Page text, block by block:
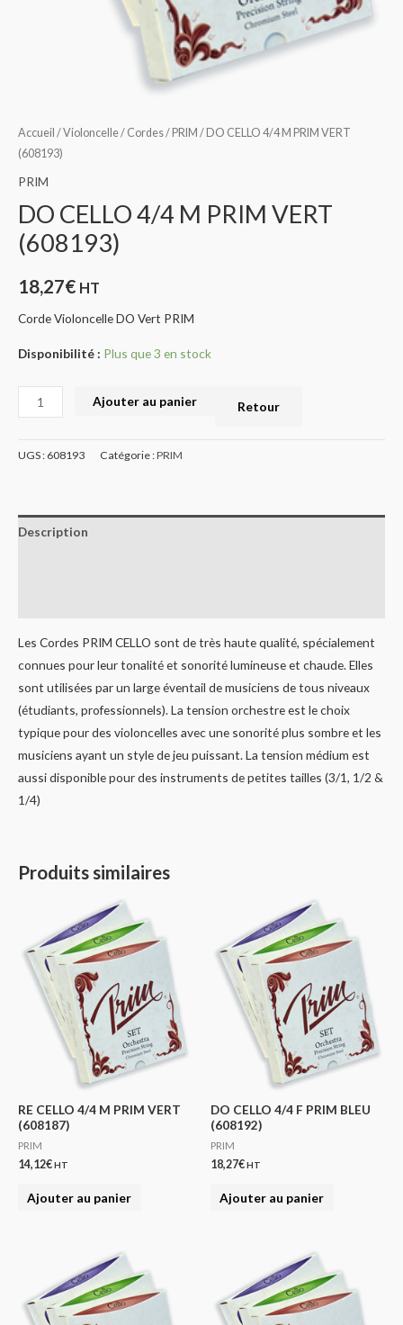
Accueil /Violoncelle/ Cordes/ PRIM / DO CELLO 4/4 M PRIM VERT
(608193)
PRIM
DO CELLO 4/4 M PRIM VERT
(608193)
18,27€ HT
Corde Violoncelle DO Vert PRIM
Disponibilité : Plus que 3 en stock
Ajouter au panier Retour
UGS : 608193 Catégorie :PRIM
Description
Les Cordes PRIM CELLO sont de très haute qualité, spécialement
connues pour leur tonalité et sonorité lumineuse et chaude. Elles
sont utilisées par un large éventail de musiciens de tous niveaux
(étudiants, professionnels). La tension orchestre est le choix
typique pour des violoncelles avec une sonorité plus sombre et les
musiciens ayant un style de jeu puissant. La tension médium est
aussi disponible pour des instruments de petites tailles (3/1, 1/2 &
1/4)
Produits similaires
RE CELLO 4/4 M PRIM VERT
(608187)
PRIM
14,12€HT
Ajouter au panier
DO CELLO 4/4 F PRIM BLEU
(608192)
PRIM
18,27€HT
Ajouter au panier